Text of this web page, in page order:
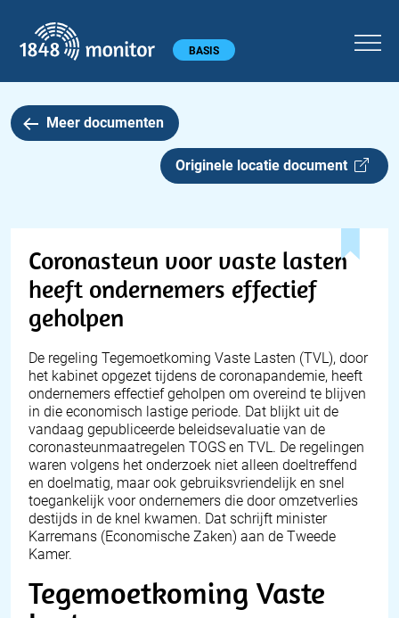
Hoofdmenu BASIS
Meer documenten
Originele locatie document
Coronasteun voor vaste lasten
heeft ondernemers effectief
geholpen
De regeling Tegemoetkoming Vaste Lasten (TVL), door
het kabinet opgezet tijdens de coronapandemie, heeft
ondernemers effectief geholpen om overeind te blijven
in die economisch lastige periode. Dat blijkt uit de
vandaag gepubliceerde beleidsevaluatie van de
coronasteunmaatregelen TOGS en TVL. De regelingen
waren volgens het onderzoek niet alleen doeltreffend
en doelmatig, maar ook gebruiksvriendelijk en snel
toegankelijk voor ondernemers die door omzetverlies
destijds in de knel kwamen. Dat schrijft minister
Karremans (Economische Zaken) aan de Tweede
Kamer.
Tegemoetkoming Vaste